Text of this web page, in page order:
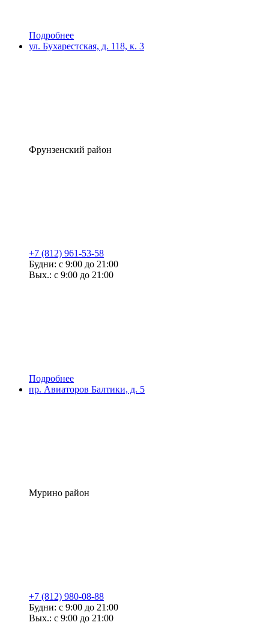
Подробнее
ул. Бухарестская, д. 118, к. 3
Фрунзенский район
+7 (812) 961-53-58
Будни: с 9:00 до 21:00
Вых.: с 9:00 до 21:00
Подробнее
пр. Авиаторов Балтики, д. 5
Мурино район
+7 (812) 980-08-88
Будни: с 9:00 до 21:00
Вых.: с 9:00 до 21:00